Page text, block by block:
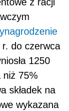
z racji
do czerwca
1250
niż 75%
składek na
wykazana